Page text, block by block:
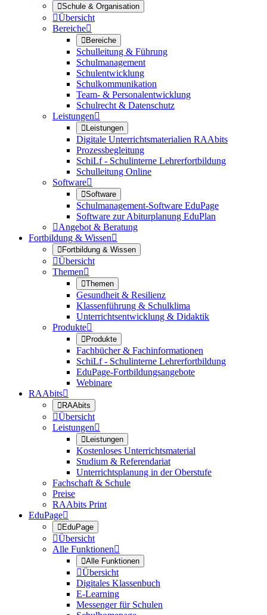
Schule & Organisation
Übersicht
Bereiche
Bereiche
Schulleitung & Führung
Schulmanagement
Schulentwicklung
Schulkommunikation
Team- & Personalentwicklung
Schulrecht & Datenschutz
Leistungen
Leistungen
Digitale Unterrichtsmaterialien RAAbits
Prozessbegleitung
SchiLf - Schulinterne Lehrerfortbildung
Schulleitung Online
Software
Software
Schulmanagement-Software EduPage
Software zur Abiturplanung EduPlan
Angebot & Beratung
Fortbildung & Wissen
Fortbildung & Wissen
Übersicht
Themen
Themen
Gesundheit & Resilienz
Klassenführung & Schulklima
Unterrichtsentwicklung & Didaktik
Produkte
Produkte
Fachbücher & Fachinformationen
SchiLf - Schulinterne Lehrerfortbildung
EduPage-Fortbildungsangebote
Webinare
RAAbits
RAAbits
Übersicht
Leistungen
Leistungen
Kostenloses Unterrichtsmaterial
Studium & Referendariat
Unterrichtsplanung in der Oberstufe
Fachschaft & Schule
Preise
RAAbits Print
EduPage
EduPage
Übersicht
Alle Funktionen
Alle Funktionen
Übersicht
Digitales Klassenbuch
E-Learning
Messenger für Schulen